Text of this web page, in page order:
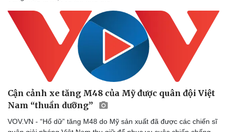
Cận cảnh xe tăng M48 của Mỹ được quân đội Việt
Nam “thuần dưỡng”
VOV.VN - “Hổ dữ” tăng M48 do Mỹ sản xuất đã được các chiến sĩ